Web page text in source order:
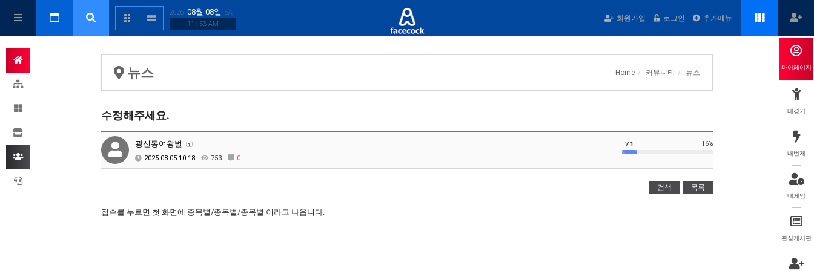
2026 08월 08일 SAT
11 : 53 AM
회원가입 로그인 추가메뉴
뉴스 Home 커뮤니티 뉴스
수정해주세요.
광신동여왕벌
2025.08.05 10:18 753 0
LV.1 16%
검색 목록
접수를 누르면 첫 화면에 종목별/종목별/종목별 이라고 나옵니다.
마이페이지
내경기
내번개
내게임
관심게시판